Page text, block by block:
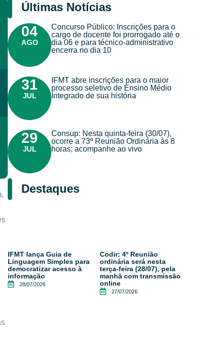
Últimas Notícias
04
AGO
Concurso Público: Inscrições para o
cargo de docente foi prorrogado até o
dia 06 e para técnico-administrativo
encerra no dia 10
31
JUL
IFMT abre inscrições para o maior
processo seletivo de Ensino Médio
Integrado de sua história
29
JUL
Consup: Nesta quinta-feira (30/07),
ocorre a 73ª Reunião Ordinária às 8
horas; acompanhe ao vivo
Destaques
IFMT lança Guia de
Linguagem Simples para
democratizar acesso à
informação
28/07/2026
Codir: 4º Reunião
ordinária será nesta
terça-feira (28/07), pela
manhã com transmissão
online
27/07/2026